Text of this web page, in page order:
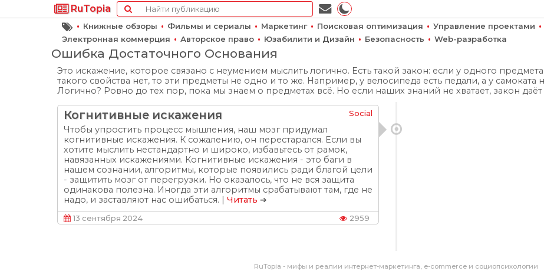
RuTopia
• Книжные обзоры • Фильмы и сериалы • Маркетинг • Поисковая оптимизация • Управление проектами •
Электронная коммерция • Авторское право • Юзабилити и Дизайн • Безопасность • Web-разработка
Ошибка Достаточного Основания
Это искажение, которое связано с неумением мыслить логично. Есть такой закон: если у одного
такого свойства нет, то эти предметы не одно и то же. Например, у велосипеда есть педали, а у самоката
Логично? Ровно до тех пор, пока мы знаем о предметах всё. Но если наших знаний не хватает, закон даёт
Social
Когнитивные искажения
Чтобы упростить процесс мышления, наш мозг придумал
когнитивные искажения. К сожалению, он перестарался. Если вы
хотите мыслить нестандартно и широко, избавьтесь от рамок,
навязанных искажениями. Когнитивные искажения - это баги в
нашем сознании, алгоритмы, которые появились ради благой цели
- защитить мозг от перегрузки. Но оказалось, что не вся защита
одинакова полезна. Иногда эти алгоритмы срабатывают там, где не
надо, и заставляют нас ошибаться. | Читать ➔
13 сентября 2024 2959
RuTopia - мифы и реалии интернет-маркетинга, e-commerce и социопсихологии